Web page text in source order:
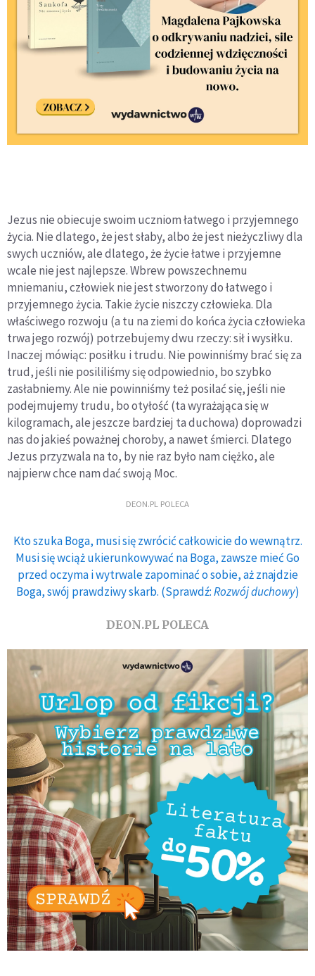
Jezus nie obiecuje swoim uczniom łatwego i przyjemnego
życia. Nie dlatego, że jest słaby, albo że jest nieżyczliwy dla
swych uczniów, ale dlatego, że życie łatwe i przyjemne
wcale nie jest najlepsze. Wbrew powszechnemu
mniemaniu, człowiek nie jest stworzony do łatwego i
przyjemnego życia. Takie życie niszczy człowieka. Dla
właściwego rozwoju (a tu na ziemi do końca życia człowieka
trwa jego rozwój) potrzebujemy dwu rzeczy: sił i wysiłku.
Inaczej mówiąc: posiłku i trudu. Nie powinniśmy brać się za
trud, jeśli nie posililiśmy się odpowiednio, bo szybko
zasłabniemy. Ale nie powinniśmy też posilać się, jeśli nie
podejmujemy trudu, bo otyłość (ta wyrażająca się w
kilogramach, ale jeszcze bardziej ta duchowa) doprowadzi
nas do jakieś poważnej choroby, a nawet śmierci. Dlatego
Jezus przyzwala na to, by nie raz było nam ciężko, ale
najpierw chce nam dać swoją Moc.
DEON.PL POLECA
Kto szuka Boga, musi się zwrócić całkowicie do wewnątrz.
Musi się wciąż ukierunkowywać na Boga, zawsze mieć Go
przed oczyma i wytrwale zapominać o sobie, aż znajdzie
Boga, swój prawdziwy skarb. (Sprawdź:Rozwój duchowy)
DEON.PL POLECA